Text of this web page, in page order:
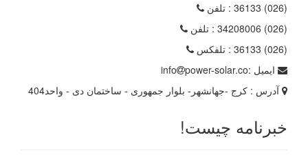
(026) 36133
: تلفن
(026) 34208006
: تلفن
(026) 36133
: تلفکس
ایمیل :
info
power-solar.co
آدرس : کرج -جهانشهر- بلوار جمهوری - ساختمان دی - واحد404
خبرنامه چیست!